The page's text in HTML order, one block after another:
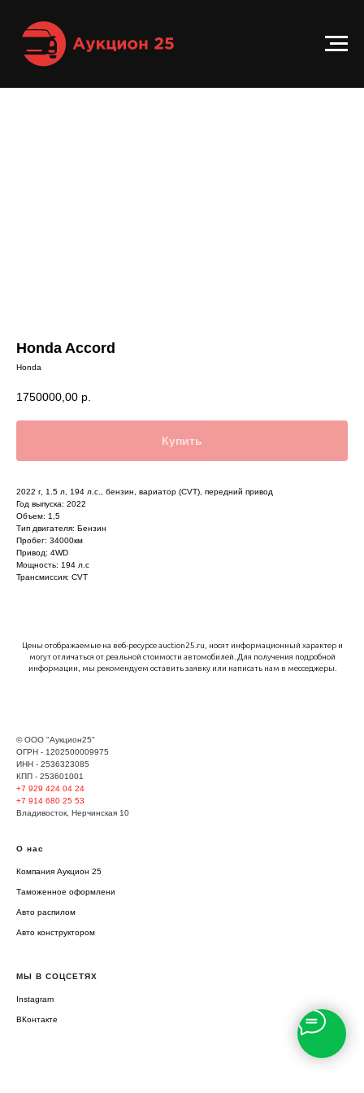
Honda Accord
Honda
1750000,00 р.
Купить
2022 г, 1.5 л, 194 л.с., бензин, вариатор (CVT), передний привод
Год выпуска: 2022
Объем: 1,5
Тип двигателя: Бензин
Пробег: 34000км
Привод: 4WD
Мощность: 194 л.с
Трансмиссия: СVT
Цены отображаемые на веб-ресурсе auction25.ru, носят информационный характер и
могут отличаться от реальной стоимости автомобилей. Для получения подробной
информации, мы рекомендуем оставить заявку или написать нам в месседжеры.
© ООО "Аукцион25"
ОГРН - 1202500009975
ИНН - 2536323085
КПП - 253601001
+7 929 424 04 24
+7 914 680 25 53
Владивосток, Нерчинская 10
О нас
Компания Аукцион 25
Таможенное оформлени
Авто распилом
Авто конструктором
МЫ В СОЦСЕТЯХ
Instagram
ВКонтакте